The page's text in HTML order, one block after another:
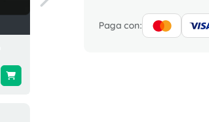
Paga con: